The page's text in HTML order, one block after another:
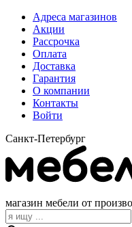
Адреса магазинов
Акции
Рассрочка
Оплата
Доставка
Гарантия
О компании
Контакты
Войти
Санкт-Петербург
магазин мебели от